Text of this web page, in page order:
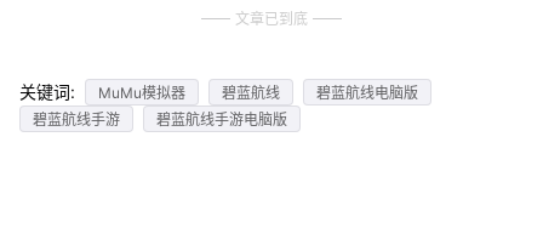
文章已到底
关键词: MuMu模拟器 碧蓝航线
碧蓝航线电脑版
碧蓝航线手游
碧蓝航线手游电脑版